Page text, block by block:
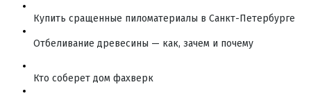
Купить сращенные пиломатериалы в Санкт-Петербурге
Отбеливание древесины — как, зачем и почему
Кто соберет дом фахверк